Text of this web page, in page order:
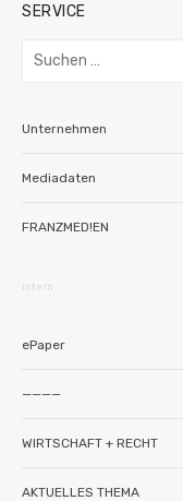
SERVICE
Suchen
Unternehmen
Mediadaten
FRANZMED!EN
intern
ePaper
————
WIRTSCHAFT + RECHT
AKTUELLES THEMA